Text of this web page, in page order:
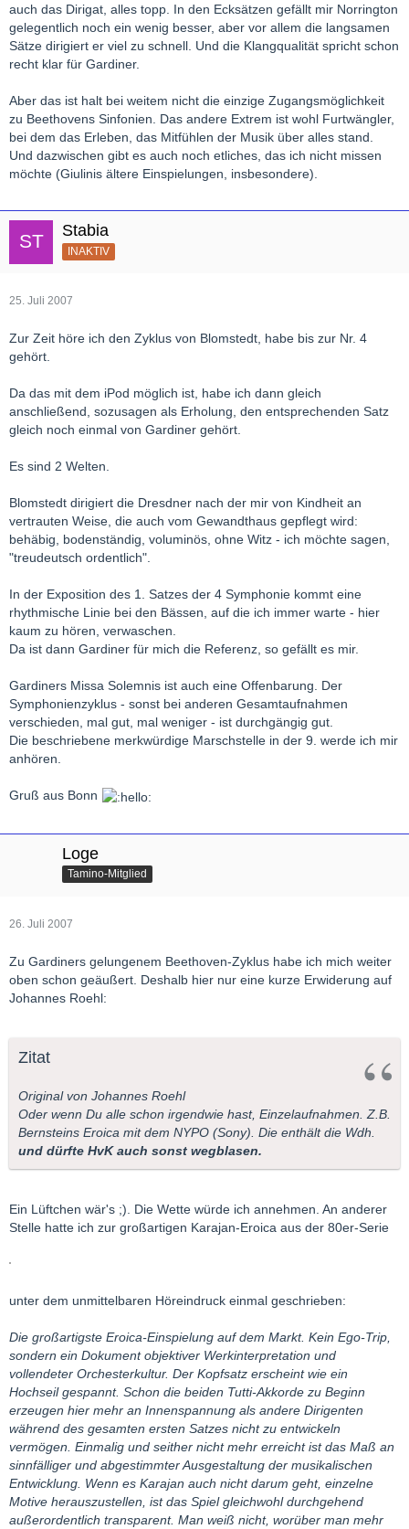
auch das Dirigat, alles topp. In den Ecksätzen gefällt mir Norrington
gelegentlich noch ein wenig besser, aber vor allem die langsamen
Sätze dirigiert er viel zu schnell. Und die Klangqualität spricht schon
recht klar für Gardiner.
Aber das ist halt bei weitem nicht die einzige Zugangsmöglichkeit
zu Beethovens Sinfonien. Das andere Extrem ist wohl Furtwängler,
bei dem das Erleben, das Mitfühlen der Musik über alles stand.
Und dazwischen gibt es auch noch etliches, das ich nicht missen
möchte (Giulinis ältere Einspielungen, insbesondere).
Stabia
INAKTIV
25. Juli 2007
Zur Zeit höre ich den Zyklus von Blomstedt, habe bis zur Nr. 4
gehört.
Da das mit dem iPod möglich ist, habe ich dann gleich
anschließend, sozusagen als Erholung, den entsprechenden Satz
gleich noch einmal von Gardiner gehört.
Es sind 2 Welten.
Blomstedt dirigiert die Dresdner nach der mir von Kindheit an
vertrauten Weise, die auch vom Gewandthaus gepflegt wird:
behäbig, bodenständig, voluminös, ohne Witz - ich möchte sagen,
"treudeutsch ordentlich".
In der Exposition des 1. Satzes der 4 Symphonie kommt eine
rhythmische Linie bei den Bässen, auf die ich immer warte - hier
kaum zu hören, verwaschen.
Da ist dann Gardiner für mich die Referenz, so gefällt es mir.
Gardiners Missa Solemnis ist auch eine Offenbarung. Der
Symphonienzyklus - sonst bei anderen Gesamtaufnahmen
verschieden, mal gut, mal weniger - ist durchgängig gut.
Die beschriebene merkwürdige Marschstelle in der 9. werde ich mir
anhören.
Gruß aus Bonn
Loge
Tamino-Mitglied
26. Juli 2007
Zu Gardiners gelungenem Beethoven-Zyklus habe ich mich weiter
oben schon geäußert. Deshalb hier nur eine kurze Erwiderung auf
Johannes Roehl:
Zitat
Original von Johannes Roehl
Oder wenn Du alle schon irgendwie hast, Einzelaufnahmen. Z.B.
Bernsteins Eroica mit dem NYPO (Sony). Die enthält die Wdh.
und dürfte HvK auch sonst wegblasen.
Ein Lüftchen wär's ;). Die Wette würde ich annehmen. An anderer
Stelle hatte ich zur großartigen Karajan-Eroica aus der 80er-Serie
unter dem unmittelbaren Höreindruck einmal geschrieben:
Die großartigste Eroica-Einspielung auf dem Markt. Kein Ego-Trip,
sondern ein Dokument objektiver Werkinterpretation und
vollendeter Orchesterkultur. Der Kopfsatz erscheint wie ein
Hochseil gespannt. Schon die beiden Tutti-Akkorde zu Beginn
erzeugen hier mehr an Innenspannung als andere Dirigenten
während des gesamten ersten Satzes nicht zu entwickeln
vermögen. Einmalig und seither nicht mehr erreicht ist das Maß an
sinnfälliger und abgestimmter Ausgestaltung der musikalischen
Entwicklung. Wenn es Karajan auch nicht darum geht, einzelne
Motive herauszustellen, ist das Spiel gleichwohl durchgehend
außerordentlich transparent. Man weiß nicht, worüber man mehr